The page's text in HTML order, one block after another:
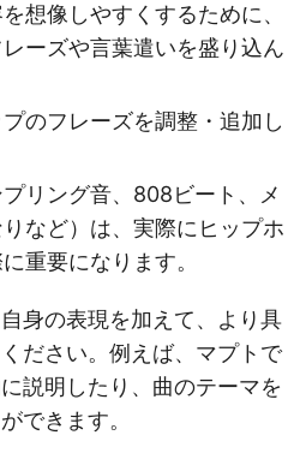
想像しやすくするために、
ーズや言葉遣いを盛り込ん
のフレーズを調整・追加し
リング音、808ビート、メ
など）は、実際にヒップホ
重要になります。
身の表現を加えて、より具
ださい。例えば、マプトで
説明したり、曲のテーマを
できます。